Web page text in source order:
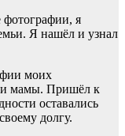
фотографии, я
Я нашёл и узнал
моих
и мамы. Пришёл к
оставались
долгу.